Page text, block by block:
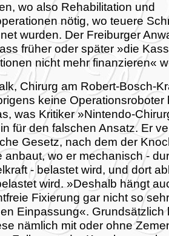
wo also Rehabilitation und
nötig, wo teuere
wurden. Der Freiburger
früher oder später »die
nicht mehr finanzieren«
Chirurg am Robert-Bosch-
keine Operationsroboter
was Kritiker »Nintendo-
für den falschen Ansatz. Er
Gesetz, nach dem der
anbaut, wo er mechanisch -
- belastet wird, und dort
wird. »Deshalb hängt
Fixierung gar nicht so
Einpassung«. Grundsätzlich
nämlich mit oder ohne